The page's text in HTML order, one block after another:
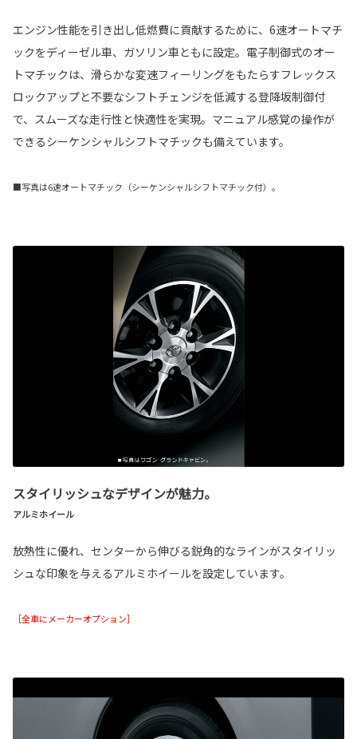
エンジン性能を引き出し低燃費に貢献するために、6速オートマチ
ックをディーゼル車、ガソリン車ともに設定。電子制御式のオー
トマチックは、滑らかな変速フィーリングをもたらすフレックス
ロックアップと不要なシフトチェンジを低減する登降坂制御付
で、スムーズな走行性と快適性を実現。マニュアル感覚の操作が
できるシーケンシャルシフトマチックも備えています。
■写真は6速オートマチック（シーケンシャルシフトマチック付）。
スタイリッシュなデザインが魅力。
アルミホイール
放熱性に優れ、センターから伸びる鋭角的なラインがスタイリッ
シュな印象を与えるアルミホイールを設定しています。
［全車にメーカーオプション］